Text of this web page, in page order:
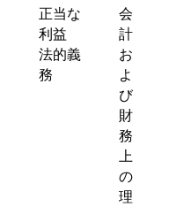
正当な
利益
法的義
務
会
計
お
よ
び
財
務
上
の
理